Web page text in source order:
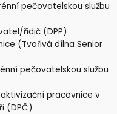
pečovatelskou službu
řidič (DPP)
(Tvořivá dílna Senior
pečovatelskou službu
pracovnice v
(DPČ)